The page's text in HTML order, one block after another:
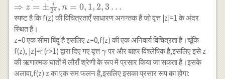
z\right)^2=0
\\
\Rightarrow
z= \pm
\frac{i}
{2^n},
n=0,1,2,3
⇒ z = ± 2n
i , n = 0, 1, 2, 3 …
स्पष्ट है कि f(z) की विचित्रताएँ साधारण अनन्तक हैं जो वृत्त |z|=1 के अंदर
स्थित हैं।
z=0 एक सीमा बिंदु है इसलिए z=0,f(z) की एक अनिवार्य विचित्रता है।चूंकि
f(z), |z|=r (r>1) द्वारा दिए गए वृत्त\gamma
γपर और बाहर विश्लेषिक है,इसलिए इसे z
की ऋणात्मक घातों में लौराँ श्रेणी के रूप में प्रसार किया जा सकता है।इसके
अलावा,f(z) z का एक सम फलन है,इसलिए इसका प्रसार रूप का होगा: